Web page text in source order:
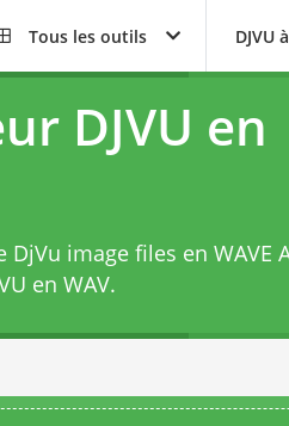
Tous les outils DJVU
DJVU en
image files en WAVE
en WAV.